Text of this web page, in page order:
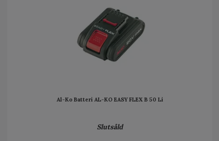
Al-Ko Batteri AL-KO EASY FLEX B 50 Li
Slutsåld